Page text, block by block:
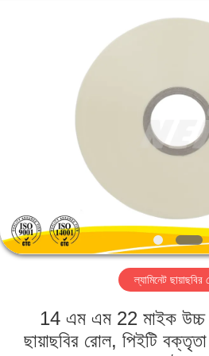
প্রদর্শন
আমাদের
কারখানা
ল্যামিনেট ছায়াছবির
14 এম এম 22 মাইক উচ্চ
ছায়াছবির রোল, পিইটি